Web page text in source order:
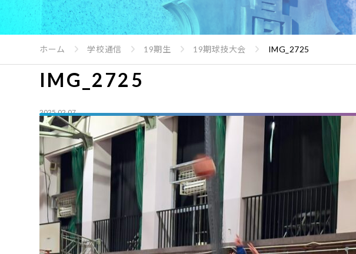
ホーム 学校通信 19期生 19期球技大会 IMG_2725
IMG_2725
2025.02.07